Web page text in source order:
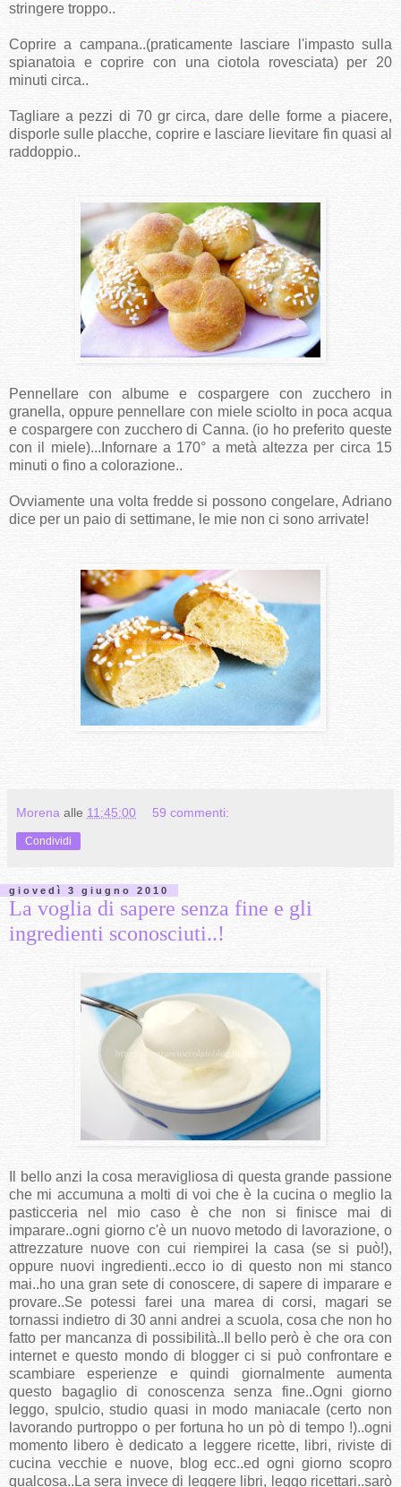
stringere troppo..
Coprire a campana..(praticamente lasciare l'impasto sulla
spianatoia e coprire con una ciotola rovesciata) per 20
minuti circa..
Tagliare a pezzi di 70 gr circa, dare delle forme a piacere,
disporle sulle placche, coprire e lasciare lievitare fin quasi al
raddoppio..
Pennellare con albume e cospargere con zucchero in
granella, oppure pennellare con miele sciolto in poca acqua
e cospargere con zucchero di Canna. (io ho preferito queste
con il miele)...Infornare a 170° a metà altezza per circa 15
minuti o fino a colorazione..
Ovviamente una volta fredde si possono congelare, Adriano
dice per un paio di settimane, le mie non ci sono arrivate!
Morena alle 11:45:00 59 commenti:
Condividi
giovedì 3 giugno 2010
La voglia di sapere senza fine e gli
ingredienti sconosciuti..!
Il bello anzi la cosa meravigliosa di questa grande passione
che mi accumuna a molti di voi che è la cucina o meglio la
pasticceria nel mio caso è che non si finisce mai di
imparare..ogni giorno c'è un nuovo metodo di lavorazione, o
attrezzature nuove con cui riempirei la casa (se si può!),
oppure nuovi ingredienti..ecco io di questo non mi stanco
mai..ho una gran sete di conoscere, di sapere di imparare e
provare..Se potessi farei una marea di corsi, magari se
tornassi indietro di 30 anni andrei a scuola, cosa che non ho
fatto per mancanza di possibilità..Il bello però è che ora con
internet e questo mondo di blogger ci si può confrontare e
scambiare esperienze e quindi giornalmente aumenta
questo bagaglio di conoscenza senza fine..Ogni giorno
leggo, spulcio, studio quasi in modo maniacale (certo non
lavorando purtroppo o per fortuna ho un pò di tempo !)..ogni
momento libero è dedicato a leggere ricette, libri, riviste di
cucina vecchie e nuove, blog ecc..ed ogni giorno scopro
qualcosa..La sera invece di leggere libri, leggo ricettari..sarò